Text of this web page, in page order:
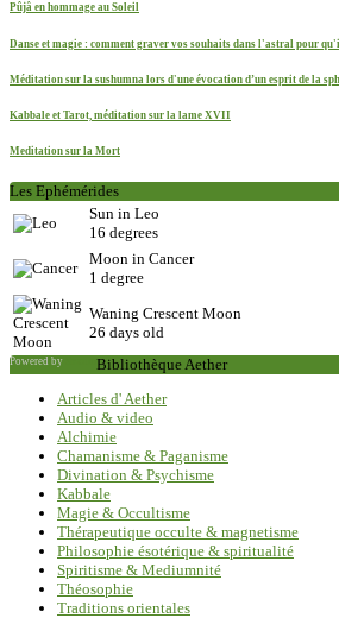
Pûjâ en hommage au Soleil
Danse et magie : comment graver vos souhaits dans l'astral pour
Méditation sur la sushumna lors d'une évocation d’un esprit de la
Kabbale et Tarot, méditation sur la lame XVII
Meditation sur la Mort
Les Ephémérides
Sun in Leo
16 degrees
Moon in Cancer
1 degree
Waning Crescent Moon
26 days old
Powered by
Bibliothèque Aether
Articles d' Aether
Audio & video
Alchimie
Chamanisme & Paganisme
Divination & Psychisme
Kabbale
Magie & Occultisme
Thérapeutique occulte & magnetisme
Philosophie ésotérique & spiritualité
Spiritisme & Mediumnité
Théosophie
Traditions orientales